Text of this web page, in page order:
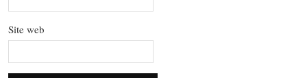
Site web